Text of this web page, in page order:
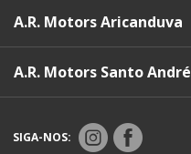
A.R. Motors Aricanduva
A.R. Motors Santo André
SIGA-NOS: